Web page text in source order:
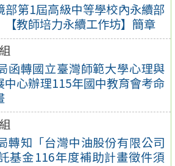
部第1屆高級中等學校內永續部
【教師培力永續工作坊】簡章
函轉國立臺灣師範大學心理與
中心辦理115年國中教育會考命
轉知「台灣中油股份有限公司
基金116年度補助計畫徵件須